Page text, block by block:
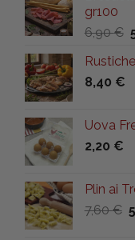
gr100
6,90€
8,40 €
Uova
2,20 €
Plin ai
7,60€ Il